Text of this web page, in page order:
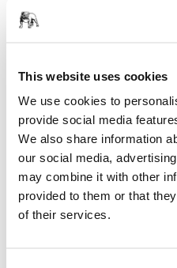
This website uses cookies
We use cookies to
provide social media
We also share information
our social media,
may combine it with other
provided to them or that
of their services.
Hvor lang tid vil det
min?
dager, fra dato og
Utsendelser skjer fra
helligdager. Den
kun gitt som en
leveringen skal ikke gi
NETTBUTIKK, FRAKT OG LEVERING